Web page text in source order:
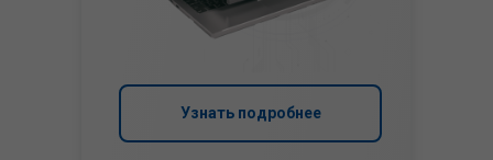
Узнать подробнее